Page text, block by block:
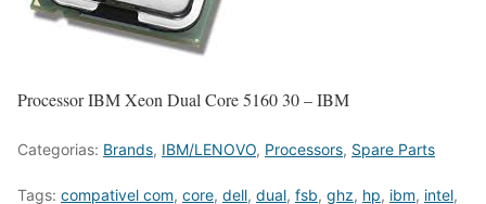
Processor IBM Xeon Dual Core 5160 30 – IBM
Categorias: Brands, IBM/LENOVO, Processors, Spare Parts
Tags: compativel com, core, dell, dual, fsb, ghz, hp, ibm, intel,